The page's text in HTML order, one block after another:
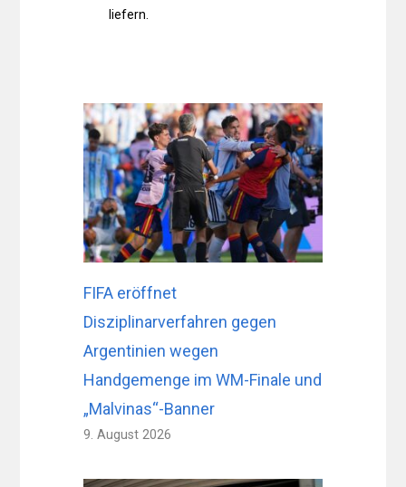
liefern.
FIFA eröffnet
Disziplinarverfahren gegen
Argentinien wegen
Handgemenge im WM-Finale und
„Malvinas“-Banner
9. August 2026